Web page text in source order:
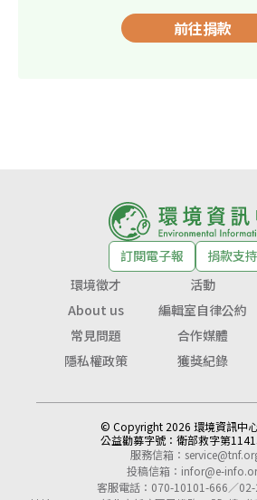
前往捐款
訂閱電子報
捐款支持
環境徵才
活動
About us
編輯室自律公約
常見問題
合作媒體
隱私權政策
獲獎紀錄
© Copyright 2026 環境資訊中
公益勸募字號： 衛部救字第
服務信箱：
投稿信箱： infor@e-
客服電話：070-10101-666／